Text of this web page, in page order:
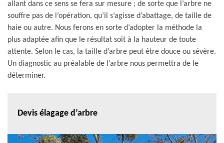
allant dans ce sens se fera sur mesure ; de sorte que l’arbre ne
souffre pas de l’opération, qu’il s’agisse d’abattage, de taille de
haie ou autre. Nous ferons en sorte d’adopter la méthode la
plus adaptée afin que le résultat soit à la hauteur de toute
attente. Selon le cas, la taille d’arbre peut être douce ou sévère.
Un diagnostic au préalable de l’arbre nous permettra de le
déterminer.
Devis élagage d’arbre